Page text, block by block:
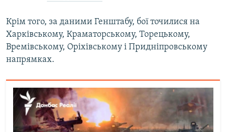
Крім того, за даними Генштабу, бої точилися на
Харківському, Краматорському, Торецькому,
Времівському, Оріхівському і Придніпровському
напрямках.